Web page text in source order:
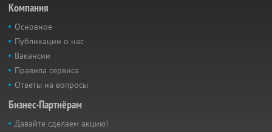
Компания
Основное
Публикации о нас
Вакансии
Правила сервиса
Ответы на вопросы
Бизнес-Партнёрам
Давайте сделаем акцию!